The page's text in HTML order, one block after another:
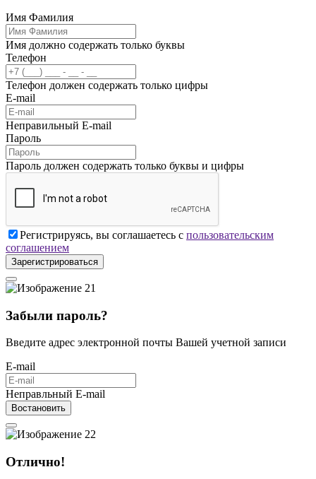
Имя Фамилия
Имя должно содержать только буквы
Телефон
Телефон должен содержать только цифры
E-mail
Неправильный E-mail
Пароль
Пароль должен содержать только буквы и цифры
Регистрируясь, вы соглашаетесь с пользовательским
соглашением
Зарегистрироваться
Забыли пароль?
Введите адрес электронной почты Вашей учетной записи
E-mail
Неправльный E-mail
Востановить
Отлично!